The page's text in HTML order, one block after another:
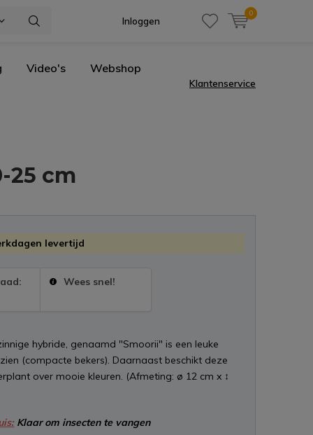
Inloggen
0
Video's Webshop
Klantenservice
25 cm
levertijd
Wees snel!
hybride, genaamd "Smoorii" is een leuke
(compacte bekers). Daarnaast beschikt deze
over mooie kleuren. (Afmeting: ø 12 cm x ↕
Klaar om insecten te vangen